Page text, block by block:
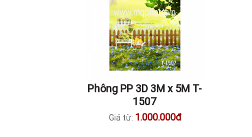
Phông PP 3D 3M x 5M T-
1507
Giá từ: 1.000.000đ